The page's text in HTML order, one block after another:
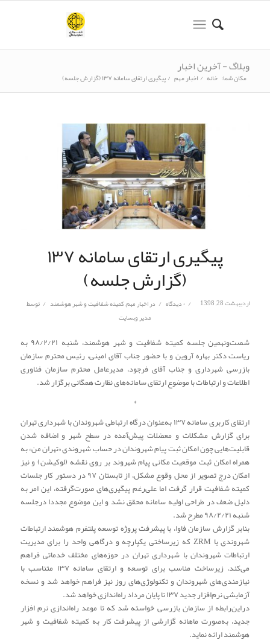
وبلاگ - آخرین اخبار
مکان شما: خانه / اخبار مهم /پیگیری ارتقای سامانه ۱۳۷ (گزارش جلسه)
پیگیری ارتقای سامانه ۱۳۷
(گزارش جلسه)
اردیبهشت 28, 1398 / ۰ دیدگاه / دراخبار مهم,کمیته شفافیت و شهر هوشمند / توسط
مدیر وبسایت
شصت‌ونهمین جلسه کمیته شفافیت و شهر هوشمند، شنبه ۹۸/۲/۲۱ به
ریاست دکتر بهاره آروین و با حضور جناب آقای امینی، رئیس محترم سازمان
بازرسی شهرداری و جناب آقای فرجود، مدیرعامل محترم سازمان فناوری
اطلاعات و ارتباطات با موضوع ارتقای سامانه‌های نظارت همگانی برگزار شد.
*
ارتقای کاربری سامانه ۱۳۷ به‌عنوان درگاه ارتباطی شهروندان با شهرداری تهران
برای گزارش مشکلات و معضلات پیش‌آمده در سطح شهر و اضافه شدن
قابلیت‌هایی چون امکان ثبت پیام شهروندان در حساب شهروندی «تهران من» به
همراه امکان ثبت موقعیت مکانی پیام شهروند بر روی نقشه (لوکیشن) و نیز
امکان درج تصویر از محل وقوع مشکل، از تابستان ۹۷ در دستور کار جلسات
کمیته شفافیت قرار گرفت اما علی‌رغم پیگیری‌های صورت‌گرفته، این امر به
دلیل ضعف در طراحی اولیه سامانه محقق نشد و این موضوع مجددا درجلسه
شنبه ۹۸/۲/۲۱ مطرح شد.
بنابر گزارش سازمان فاوا، با پیشرفت پروژه توسعه پلتفرم هوشمند ارتباطات
شهروندی یا ZRM که زیرساختی یکپارچه و درگاهی واحد را برای مدیریت
ارتباطات شهروندان با شهرداری تهران در حوزه‌های مختلف خدماتی فراهم
می‌کند، زیرساخت مناسب برای توسعه و ارتقای سامانه ۱۳۷ متناسب با
نیازمندی‌های شهروندان و تکنولوژی‌های روز نیز فراهم خواهد شد و نسخه
آزمایشی نرم‌افزار جدید ۱۳۷ تا پایان مرداد راه‌اندازی خواهد شد.
دراین‌رابطه از سازمان بازرسی خواسته شد که تا موعد راه‌اندازی نرم افزار
جدید، به‌صورت ماهانه گزارشی از پیشرفت کار به کمیته شفافیت و شهر
هوشمند ارائه نماید.